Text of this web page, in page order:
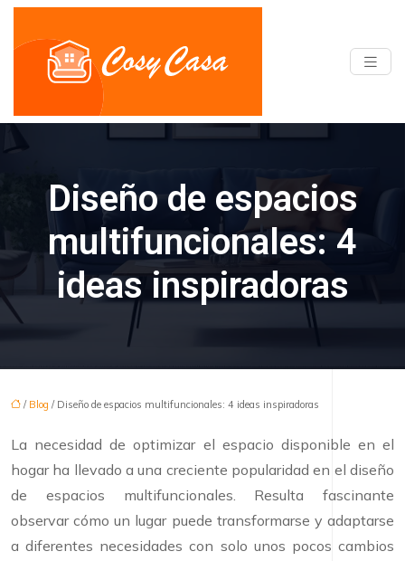
Diseño de espacios
multifuncionales: 4
ideas inspiradoras
/ Blog / Diseño de espacios multifuncionales: 4 ideas inspiradoras
La necesidad de optimizar el espacio disponible en el
hogar ha llevado a una creciente popularidad en el diseño
de espacios multifuncionales. Resulta fascinante
observar cómo un lugar puede transformarse y adaptarse
a diferentes necesidades con solo unos pocos cambios